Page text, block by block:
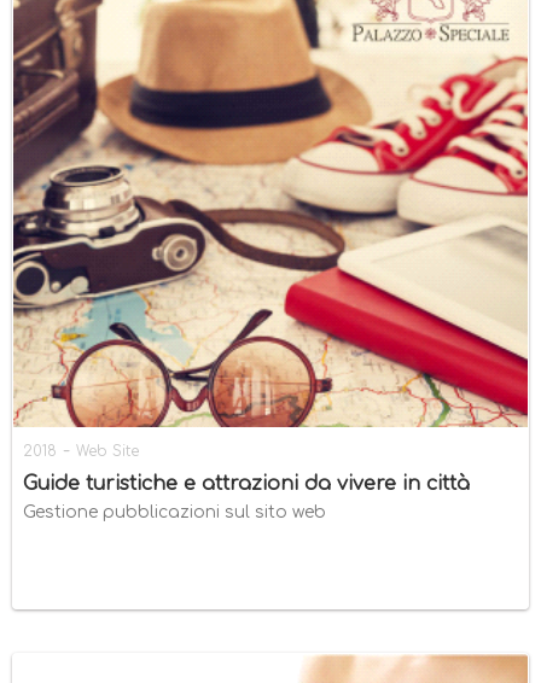
2018 - Web Site
Guide turistiche e attrazioni da vivere in città
Gestione pubblicazioni sul sito web